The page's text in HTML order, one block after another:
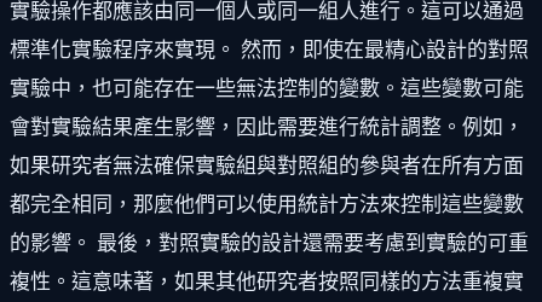
實驗操作都應該由同一個人或同一組人進行。這可以通過
標準化實驗程序來實現。 然而，即使在最精心設計的對照
實驗中，也可能存在一些無法控制的變數。這些變數可能
會對實驗結果產生影響，因此需要進行統計調整。例如，
如果研究者無法確保實驗組與對照組的參與者在所有方面
都完全相同，那麼他們可以使用統計方法來控制這些變數
的影響。 最後，對照實驗的設計還需要考慮到實驗的可重
複性。這意味著，如果其他研究者按照同樣的方法重複實